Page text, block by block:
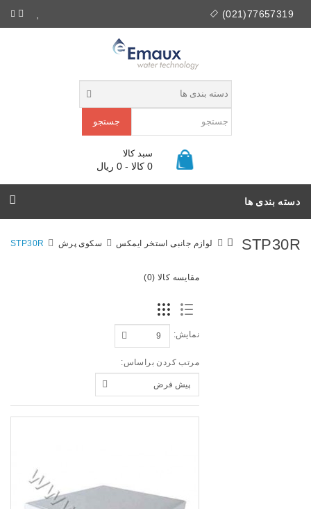
77657319(021)
جستجو
سبد کالا
0 کالا - 0 ریال
دسته بندی ها
STP30R لوازم جانبی استخر ایمکس سکوی پرش STP30R
مقایسه کالا (0)
نمایش:
مرتب کردن براساس: